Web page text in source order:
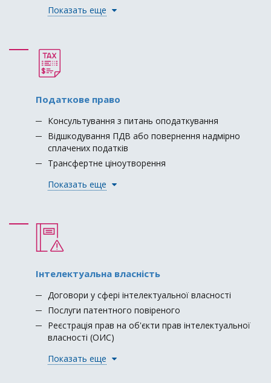
Показать еще
Податкове право
Консультування з питань оподаткування
Відшкодування ПДВ або повернення надмірно
сплачених податків
Трансфертне ціноутворення
Показать еще
Інтелектуальна власність
Договори у сфері інтелектуальної власності
Послуги патентного повіреного
Реєстрація прав на об'єкти прав інтелектуальної
власності (ОИС)
Показать еще